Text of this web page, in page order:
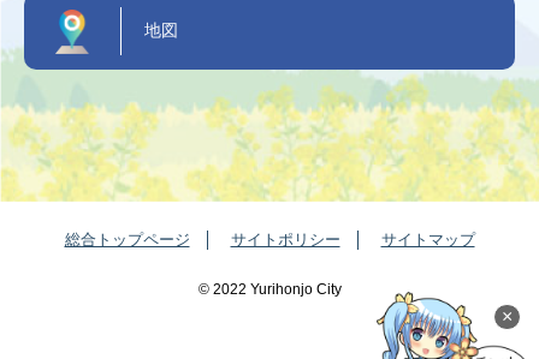
×
地図
総合トップページ サイトポリシー サイトマップ
©️ 2022 Yurihonjo City